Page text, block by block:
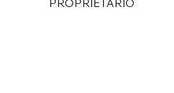
PROPRIETARIO